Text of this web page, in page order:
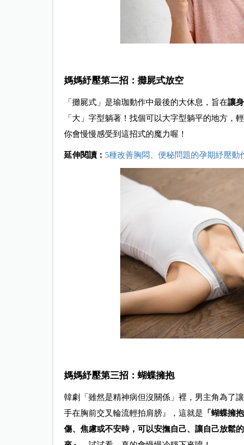
媽媽紓壓第二招：攤屍式放空
「攤屍式」是瑜珈動作中最後的大休息，旨在讓
「大」字型躺著！找個可以大字型躺平的地方，
你會慢慢感受到這招式的魔力喔！
延伸閱讀： 5種改善胸悶、便秘問題的孕期紓壓動
媽媽紓壓第三招：蝴蝶擁抱
韓劇「雖然是精神病但沒關係」裡，男主角為了
手在胸前交叉輪流輕拍肩膀』，這就是 「蝴蝶擁
傷、焦慮或不安時，可以安撫自己、讓自己放鬆